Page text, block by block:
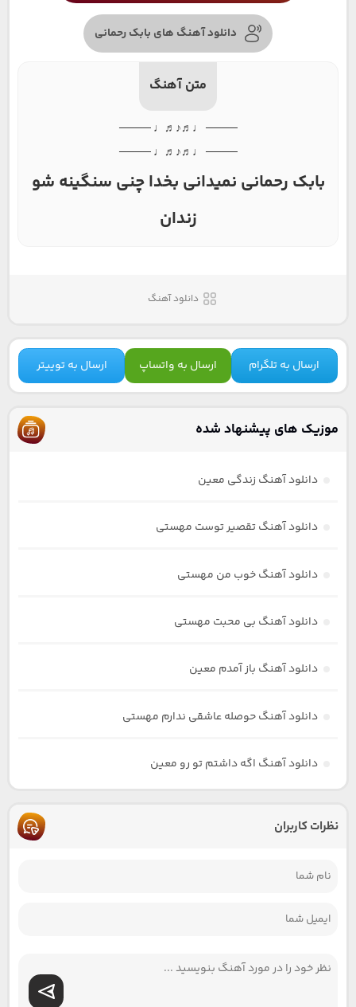
دانلود آهنگ های بابک رحمانی
متن آهنگ
──── ♩♬♪♬♩ ────
──── ♩♬♪♬♩ ────
بابک رحمانی نمیدانی بخدا چنی سنگینه شو
زندان
دانلود آهنگ
ارسال به تلگرام ارسال به واتساپ ارسال به توییتر
موزیک های پیشنهاد شده
دانلود آهنگ زندگی معین
دانلود آهنگ تقصیر توست مهستی
دانلود آهنگ خوب من مهستی
دانلود آهنگ بی محبت مهستی
دانلود آهنگ باز آمدم معین
دانلود آهنگ حوصله عاشقی ندارم مهستی
دانلود آهنگ اگه داشتم تو رو معین
نظرات کاربران